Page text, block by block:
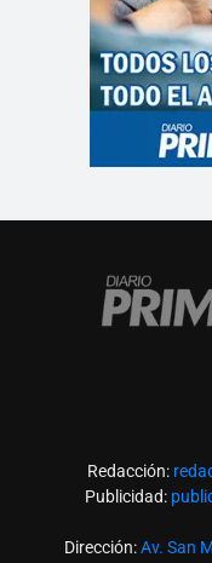
Redacción:
Publicidad:
Dirección:Av. San